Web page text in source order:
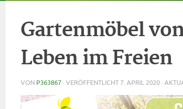
Gartenmöbel
Leben im Freien
VON P363867 · VERÖFFENTLICHT 7. APRIL 2020 ·